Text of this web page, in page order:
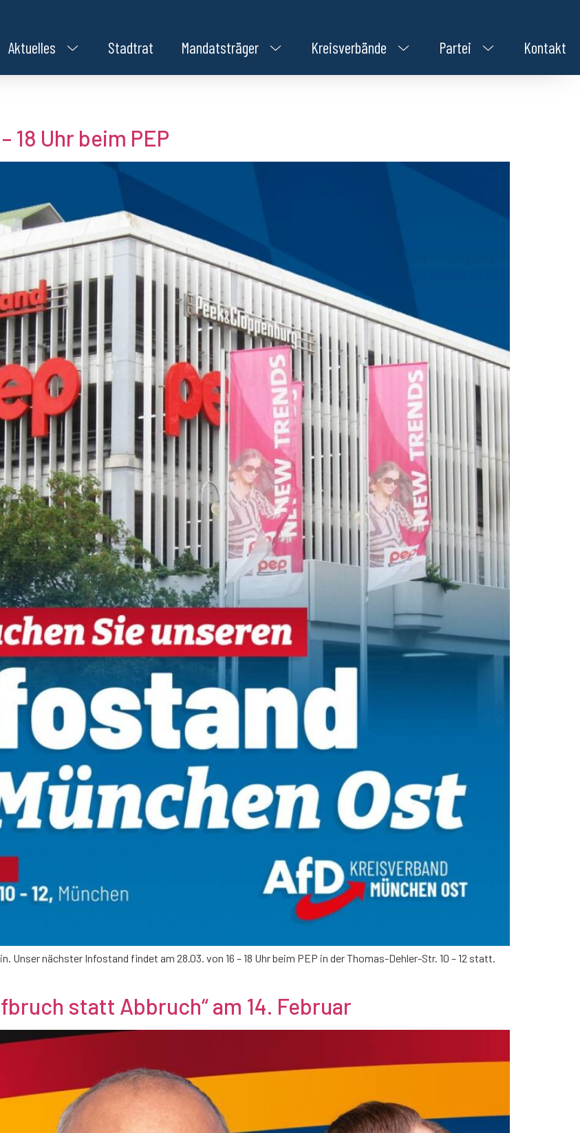
Aktuelles Stadtrat Mandatsträger Kreisverbände Partei Kontakt
18 Uhr beim PEP
nächster Infostand findet am 28.03. von 16 – 18 Uhr beim PEP in der Thomas-Dehler-Str. 10 – 12 statt.
statt Abbruch“ am 14. Februar